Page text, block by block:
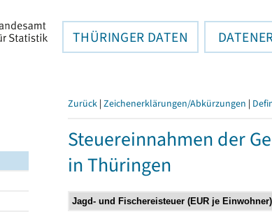
THÜRINGER DATEN
Zurück | Zeichenerklärungen/Abkürzungen |
Steuereinnahmen der
in Thüringen